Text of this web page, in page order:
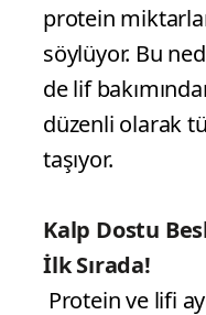
protein
söylüyor. Bu
de lif
düzenli olarak
taşıyor.
Kalp Dostu
İlk Sırada!
Protein ve lifi